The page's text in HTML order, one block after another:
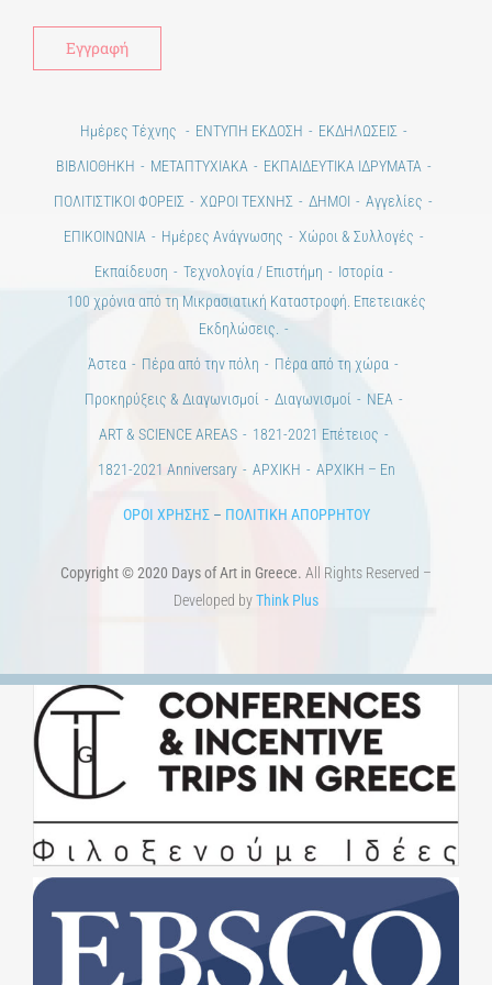
Ημέρες Τέχνης ΕΝΤΥΠΗ ΕΚΔΟΣΗ
ΕΚΔΗΛΩΣΕΙΣ
ΒΙΒΛΙΟΘΗΚΗ
ΜΕΤΑΠΤΥΧΙΑΚΑ
ΕΚΠΑΙΔΕΥΤΙΚΑ ΙΔΡΥΜΑΤΑ
ΠΟΛΙΤΙΣΤΙΚΟΙ ΦΟΡΕΙΣ
ΧΩΡΟΙ ΤΕΧΝΗΣ ΔΗΜΟΙ
Αγγελίες
ΕΠΙΚΟΙΝΩΝΙΑ
Ημέρες Ανάγνωσης
Χώροι & Συλλογές
Εκπαίδευση
Τεχνολογία / Επιστήμη
Ιστορία
100 χρόνια από τη Μικρασιατική Καταστροφή. Επετειακές
Εκδηλώσεις.
Άστεα
Πέρα από την πόλη
Πέρα από τη χώρα
Προκηρύξεις & Διαγωνισμοί
Διαγωνισμοί
ΝΕΑ
ART & SCIENCE AREAS
1821-2021 Επέτειος
1821-2021 Anniversary
ΑΡΧΙΚΗ ΑΡΧΙΚΗ – En
ΟΡΟΙ ΧΡΗΣΗΣ– ΠΟΛΙΤΙΚΗ ΑΠΟΡΡΗΤΟΥ
Copyright © 2020 Days of Art in Greece. All Rights Reserved –
Developed byThink Plus